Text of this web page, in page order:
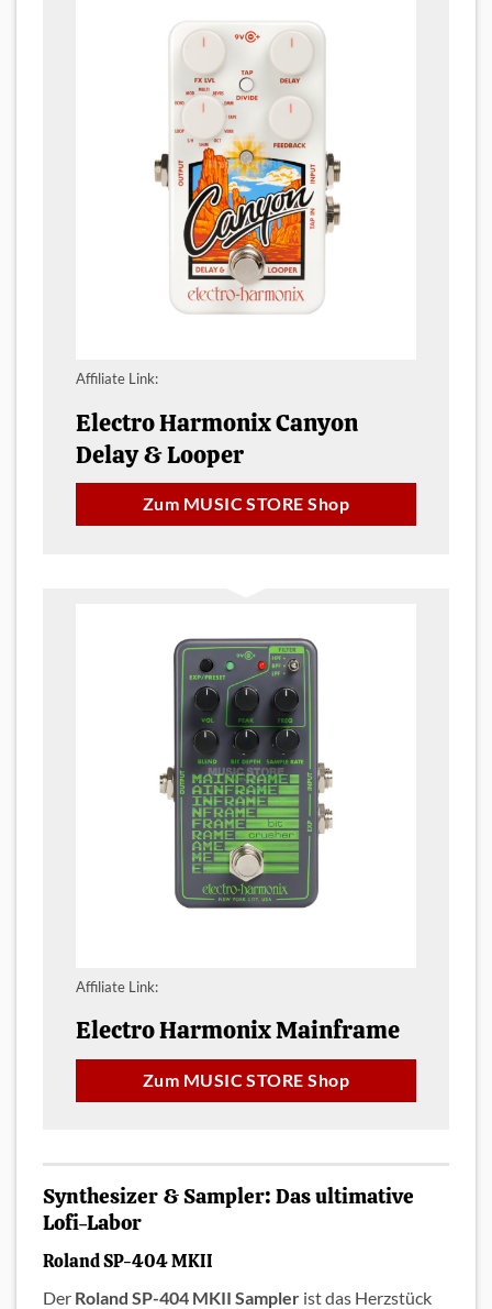
Affiliate Link:
Electro Harmonix Canyon
Delay & Looper
Zum MUSIC STORE Shop
Affiliate Link:
Electro Harmonix Mainframe
Zum MUSIC STORE Shop
Synthesizer & Sampler: Das ultimative
Lofi-Labor
Roland SP-404 MKII
Der Roland SP-404 MKII Sampler ist das Herzstück